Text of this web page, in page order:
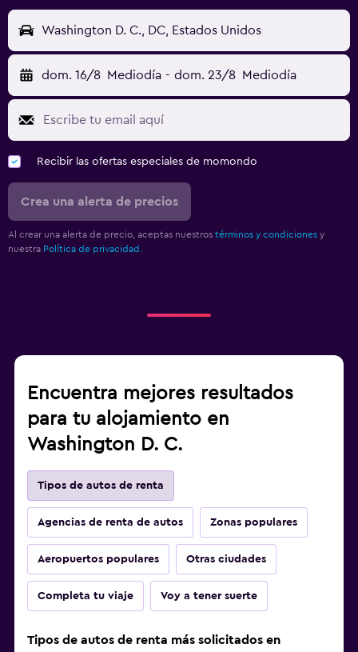
Washington D. C., DC, Estados Unidos
dom. 16/8 Mediodía - dom. 23/8 Mediodía
Recibir las ofertas especiales de momondo
Crea una alerta de precios
Al crear una alerta de precio, aceptas nuestros términos y condiciones y
nuestra Política de privacidad.
Encuentra mejores resultados
para tu alojamiento en
Washington D. C.
Tipos de autos de renta
Agencias de renta de autos Zonas populares
Aeropuertos populares Otras ciudades
Completa tu viaje Voy a tener suerte
Tipos de autos de renta más solicitados en